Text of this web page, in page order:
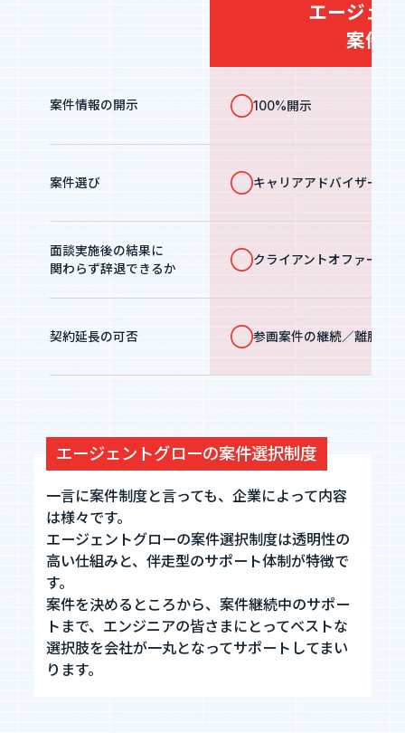
エージェ
案件
案件情報の開示 100%開示
案件選び キャリアアドバイザーが
面談実施後の結果に
関わらず辞退できるか
クライアントオファー：
契約延長の可否 参画案件の継続／離脱：
エージェントグローの案件選択制度
一言に案件制度と言っても、企業によって内容
は様々です。
エージェントグローの案件選択制度は透明性の
高い仕組みと、伴走型のサポート体制が特徴で
す。
案件を決めるところから、案件継続中のサポー
トまで、エンジニアの皆さまにとってベストな
選択肢を会社が一丸となってサポートしてまい
ります。